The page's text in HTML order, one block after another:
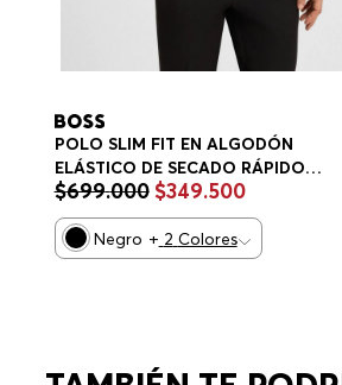
POLO SLIM FIT EN ALGODÓN
ELÁSTICO DE SECADO RÁPIDO
POLO SLIM FIT HOMBRE
$699.000 $349.500
Negro + 2 Colores